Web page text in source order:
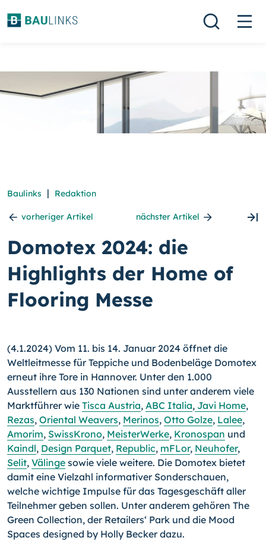
Baulinks | Redaktion
vorheriger Artikel nächster Artikel
Domotex 2024: die
Highlights der Home of
Flooring Messe
(4.1.2024) Vom 11. bis 14. Januar 2024 öffnet die
Weltleitmesse für Teppiche und Bodenbeläge Domotex
erneut ihre Tore in Hannover. Unter den 1.000
Ausstellern aus 130 Nationen sind unter anderem viele
Marktführer wie Tisca Austria, ABC Italia, Javi Home,
Rezas, Oriental Weavers, Merinos, Otto Golze, Lalee,
Amorim, SwissKrono, MeisterWerke, Kronospan und
Kaindl, Design Parquet, Republic, mFLor, Neuhofer,
Selit, Välinge sowie viele weitere. Die Domotex bietet
damit eine Vielzahl informativer Sonderschauen,
welche wichtige Impulse für das Tagesgeschäft aller
Teilnehmer geben sollen. Unter anderem gehören The
Green Collection, der Retailers‘ Park und die Mood
Spaces designed by Holly Becker dazu.